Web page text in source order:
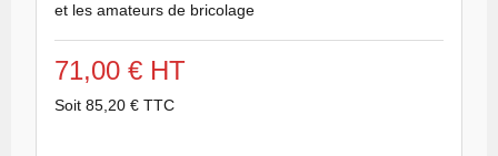
et les amateurs de bricolage
71,00 € HT
Soit 85,20 € TTC